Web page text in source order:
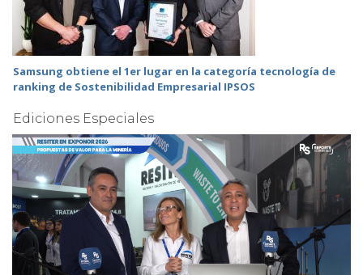
Samsung obtiene el 1er lugar en la categoría tecnología de
ranking de Sostenibilidad Empresarial IPSOS
Ediciones Especiales